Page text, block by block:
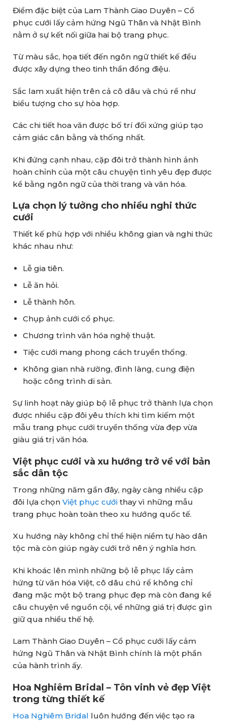
Điểm đặc biệt của Lam Thành Giao Duyên – Cổ
phục cưới lấy cảm hứng Ngũ Thân và Nhật Bình
nằm ở sự kết nối giữa hai bộ trang phục.
Từ màu sắc, họa tiết đến ngôn ngữ thiết kế đều
được xây dựng theo tinh thần đồng điệu.
Sắc lam xuất hiện trên cả cô dâu và chú rể như
biểu tượng cho sự hòa hợp.
Các chi tiết hoa văn được bố trí đối xứng giúp tạo
cảm giác cân bằng và thống nhất.
Khi đứng cạnh nhau, cặp đôi trở thành hình ảnh
hoàn chỉnh của một câu chuyện tình yêu đẹp được
kể bằng ngôn ngữ của thời trang và văn hóa.
Lựa chọn lý tưởng cho nhiều nghi thức
cưới
Thiết kế phù hợp với nhiều không gian và nghi thức
khác nhau như:
Lễ gia tiên.
Lễ ăn hỏi.
Lễ thành hôn.
Chụp ảnh cưới cổ phục.
Chương trình văn hóa nghệ thuật.
Tiệc cưới mang phong cách truyền thống.
Không gian nhà rường, đình làng, cung điện
hoặc công trình di sản.
Sự linh hoạt này giúp bộ lễ phục trở thành lựa chọn
được nhiều cặp đôi yêu thích khi tìm kiếm một
mẫu trang phục cưới truyền thống vừa đẹp vừa
giàu giá trị văn hóa.
Việt phục cưới và xu hướng trở về với bản
sắc dân tộc
Trong những năm gần đây, ngày càng nhiều cặp
đôi lựa chọn Việt phục cưới thay vì những mẫu
trang phục hoàn toàn theo xu hướng quốc tế.
Xu hướng này không chỉ thể hiện niềm tự hào dân
tộc mà còn giúp ngày cưới trở nên ý nghĩa hơn.
Khi khoác lên mình những bộ lễ phục lấy cảm
hứng từ văn hóa Việt, cô dâu chú rể không chỉ
đang mặc một bộ trang phục đẹp mà còn đang kể
câu chuyện về nguồn cội, về những giá trị được gìn
giữ qua nhiều thế hệ.
Lam Thành Giao Duyên – Cổ phục cưới lấy cảm
hứng Ngũ Thân và Nhật Bình chính là một phần
của hành trình ấy.
Hoa Nghiêm Bridal – Tôn vinh vẻ đẹp Việt
trong từng thiết kế
Hoa Nghiêm Bridal luôn hướng đến việc tạo ra